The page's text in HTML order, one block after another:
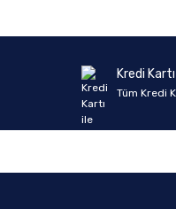
Kredi
Tüm Kredi